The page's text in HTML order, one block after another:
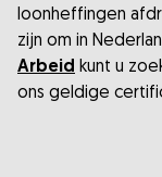
loonheffingen
zijn om in
Arbeid kunt u
ons geldige